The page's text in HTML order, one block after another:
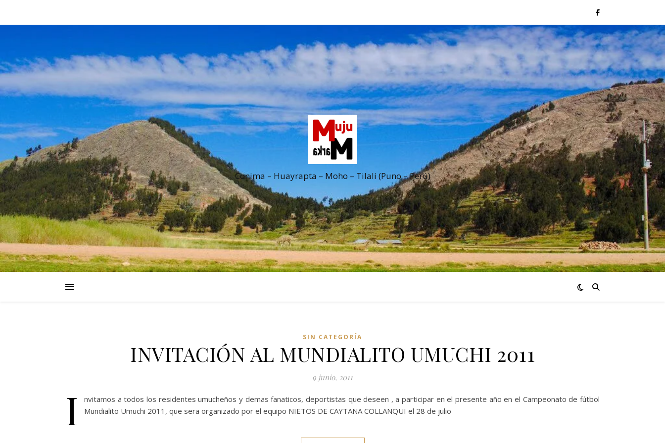
Conima – Huayrapta – Moho – Tilali (Puno – Perú)
SIN CATEGORÍA
INVITACIÓN AL MUNDIALITO UMUCHI 2011
9 junio, 2011
I
nvitamos a todos los residentes umucheños y demas fanaticos, deportistas que deseen , a participar en el presente año en el Campeonato de fútbol
Mundialito Umuchi 2011, que sera organizado por el equipo NIETOS DE CAYTANA COLLANQUI el 28 de julio